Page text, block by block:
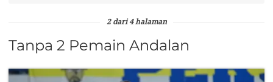
2 dari 4 halaman
Tanpa 2 Pemain Andalan